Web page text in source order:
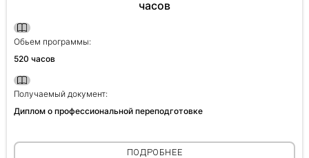
часов
Обьем программы:
520 часов
Получаемый документ:
Диплом о профессиональной переподготовке
ПОДРОБНЕЕ